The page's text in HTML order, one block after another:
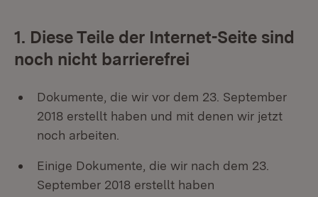
1. Diese Teile der Internet-Seite sind
noch nicht barrierefrei
Dokumente, die wir vor dem 23. September
2018 erstellt haben und mit denen wir jetzt
noch arbeiten.
Einige Dokumente, die wir nach dem 23.
September 2018 erstellt haben